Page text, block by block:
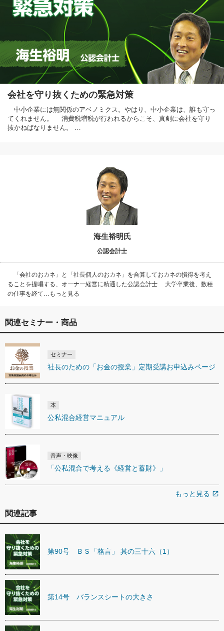
会社を守り抜くための緊急対策
中小企業には無関係のアベノミクス。やはり、中小企業は、誰も守っ
てくれません。 消費税増税が行われるからこそ、真剣に会社を守り
抜かねばなりません。 …
海生裕明氏
公認会計士
「会社のおカネ」と「社長個人のおカネ」を合算しておカネの損得を考え
ることを提唱する、オーナー経営に精通した公認会計士 大学卒業後、数種
の仕事を経て…もっと見る
関連セミナー・商品
セミナー
社長のための「お金の授業」定期受講お申込みページ
本
公私混合経営マニュアル
音声・映像
「公私混合で考える《経営と蓄財》」
もっと見る open_in_new
関連記事
第90号 ＢＳ「格言」 其の三十六（1）
第14号 バランスシートの大きさ